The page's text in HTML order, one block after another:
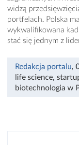
widzą
portfelach. Polska
wykwalifikowana
stać się jednym z
Redakcja portalu,
life science,
biotechnologia w